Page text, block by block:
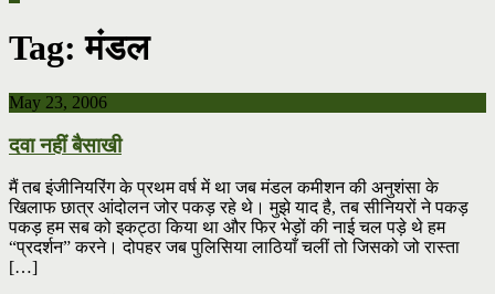
Tag:मंडल
May 23, 2006
दवा नहीं बैसाखी
मैं तब इंजीनियरिंग के प्रथम वर्ष में था जब मंडल कमीशन की अनुशंसा के
खिलाफ छात्र आंदोलन जोर पकड़ रहे थे। मुझे याद है, तब सीनियरों ने पकड़
पकड़ हम सब को इकट्ठा किया था और फिर भेड़ों की नाई चल पड़े थे हम
“प्रदर्शन” करने। दोपहर जब पुलिसिया लाठियाँ चलीं तो जिसको जो रास्ता
[…]